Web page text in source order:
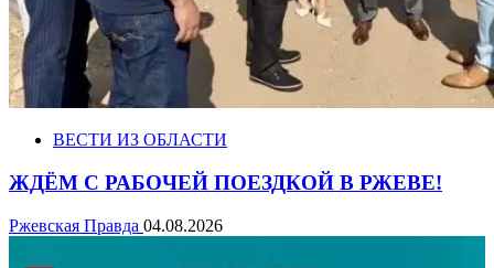
ВЕСТИ ИЗ ОБЛАСТИ
ЖДЁМ С РАБОЧЕЙ ПОЕЗДКОЙ В РЖЕВЕ!
Ржевская Правда 04.08.2026